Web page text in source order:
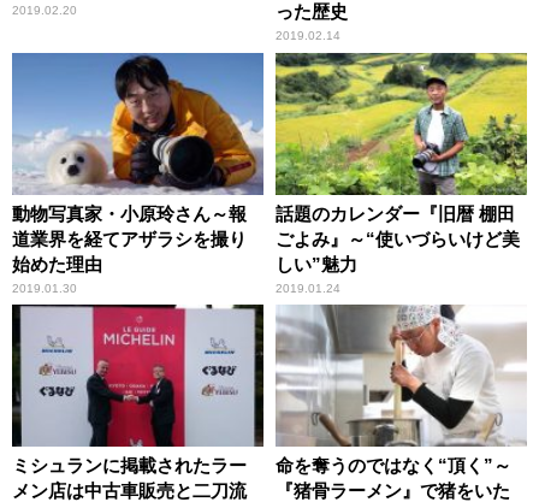
2019.02.20
った歴史
2019.02.14
動物写真家・小原玲さん～報
道業界を経てアザラシを撮り
始めた理由
2019.01.30
話題のカレンダー『旧暦 棚田
ごよみ』～“使いづらいけど美
しい”魅力
2019.01.24
ミシュランに掲載されたラー
メン店は中古車販売と二刀流
命を奪うのではなく“頂く”～
『猪骨ラーメン』で猪をいた